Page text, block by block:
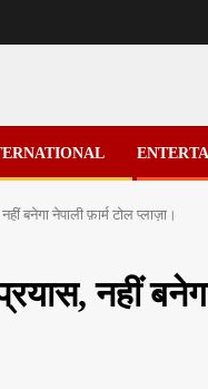
बनेगा नेपाली फ़ार्म टोल प्लाज़ा।
नहीं बनेगा